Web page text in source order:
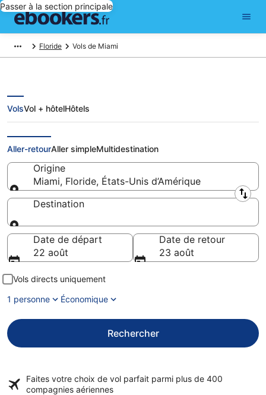
Passer à la section principale
Floride Vols de Miami
Vols pas cher au départ de Miami
VolsVol + hôtelHôtels
Aller-retourAller simpleMultidestination
Origine
Miami, Floride, États-Unis d’Amérique
Origine
Destination
Destination
Date de départ
22 août
Date de retour
23 août
Vols directs uniquement
1 personne
Économique
Rechercher
Faites votre choix de vol parfait parmi plus de 400
compagnies aériennes